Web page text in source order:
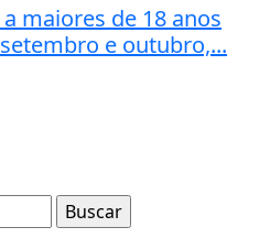
maiores de 18 anos
e outubro,...